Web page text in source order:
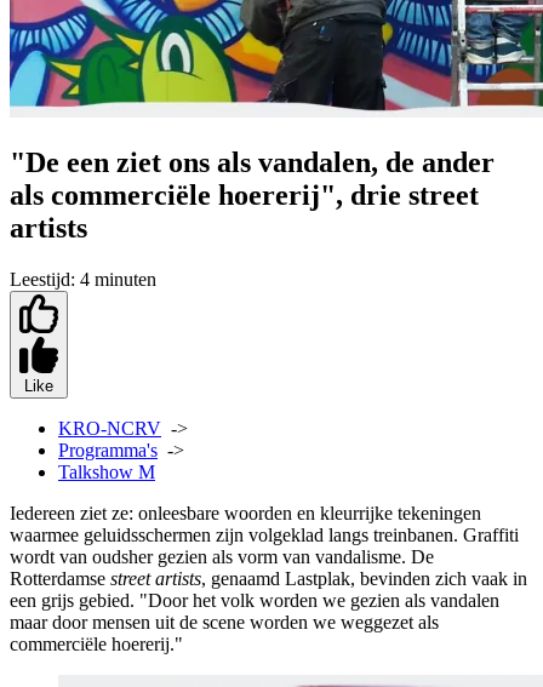
"De een ziet ons als vandalen, de ander
als commerciële hoererij", drie street
artists
Leestijd: 4 minuten
Like
KRO-NCRV ->
Programma's ->
Talkshow M
Iedereen ziet ze: onleesbare woorden en kleurrijke tekeningen
waarmee geluidsschermen zijn volgeklad langs treinbanen. Graffiti
wordt van oudsher gezien als vorm van vandalisme. De
Rotterdamse street artists, genaamd Lastplak, bevinden zich vaak in
een grijs gebied. "Door het volk worden we gezien als vandalen
maar door mensen uit de scene worden we weggezet als
commerciële hoererij."